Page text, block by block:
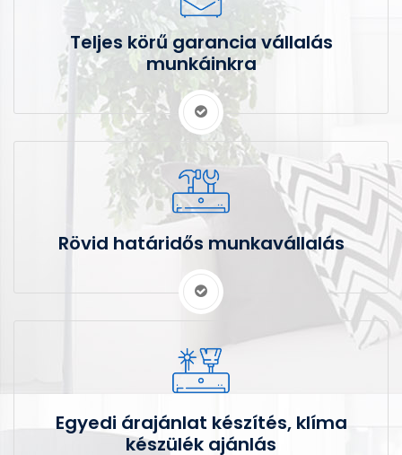
Teljes körű garancia vállalás
munkáinkra
Rövid határidős munkavállalás
Egyedi árajánlat készítés, klíma
készülék ajánlás